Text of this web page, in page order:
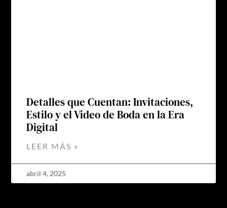
Detalles que Cuentan: Invitaciones,
Estilo y el Video de Boda en la Era
Digital
LEER MÁS »
abril 4, 2025